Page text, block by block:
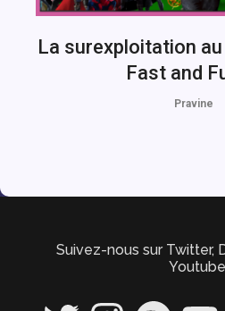
La surexploitation
Fast and
Pravine
Suivez-nous sur Twitter,
Twitter InstagramSpotify YouTube